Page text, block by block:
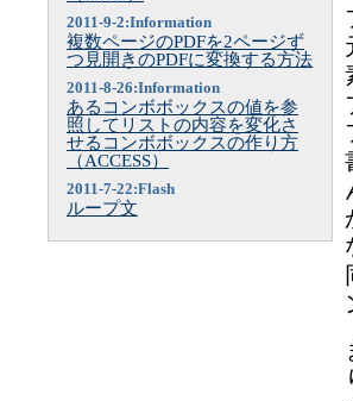
2011-9-2:Information
複数ページのPDFを2ページず
つ見開きのPDFに変換する方法
2011-8-26:Information
あるコンボボックスの値を参
照してリストの内容を変化さ
せるコンボボックスの作り方
（ACCESS）
2011-7-22:Flash
ループ文